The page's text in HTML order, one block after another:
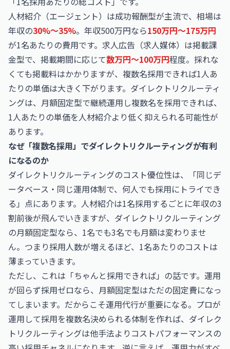
人材紹介（エージェント）は成功報酬型が主流で、相場は
年収の30%〜35%。年収500万円なら150万円〜175万円
が1名あたりの費用です。求人広告（求人媒体）は掲載課
金型で、掲載期間に応じて数万円〜100万円程度。採れな
くても掲載料はかかりますが、複数名採用できれば1人あ
たりの単価は大きく下がります。ダイレクトリクルーティ
ングは、月額固定型で継続運用し複数名を採用できれば、
1人あたりの単価を人材紹介より低く抑えられる可能性が
あります。
なぜ「複数名採用」でダイレクトリクルーティングが有利
になるのか
ダイレクトリクルーティングのコスト優位性は、「同じデ
ータベース・同じ運用体制で、何人でも採用にトライでき
る」点にあります。人材紹介は1名採用するごとに年収の3
割前後が飛んでいきますが、ダイレクトリクルーティング
の月額固定型なら、1名でも3名でも月額は変わりませ
ん。つまり採用人数が増えるほど、1名あたりのコストは
薄まっていきます。
ただし、これは「ちゃんと採用できれば」の話です。運用
が回らず採用ゼロなら、月額固定型はただの固定費になっ
てしまいます。だからこそ運用代行が重要になる。プロが
運用して採用を複数名決められる体制を作れば、ダイレク
トリクルーティングは他手法よりコストパフォーマンスの